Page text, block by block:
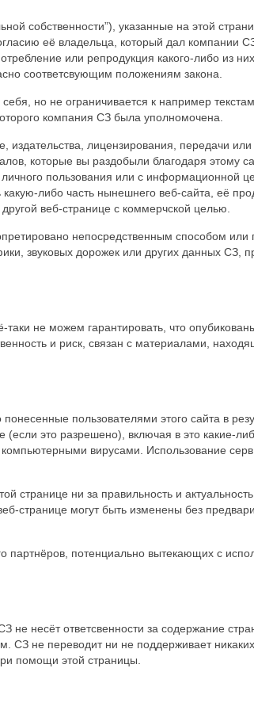
собственности”), указанные на этой
её владельца, который дал компании
или репродукция какого-либо из
соответсвующим положениям закона.
но не ограничивается к например
компания СЗ была уполномочена.
лицензирования, передачи
которые вы раздобыли благодаря этому
пользования или с информационной
либо часть нынешнего веб-сайта, её
веб-странице с коммерчской целью.
непосредственным способом или
звуковых дорожек или других данных СЗ,
не можем гарантировать, что
и риск, связан с материалами,
пользователями этого сайта в
(если это разрешено), включая в это какие-
вирусами. Использование
странице ни за правильность и
странице могут быть изменены без
партнёров, потенциально вытекающих с
несёт ответсвенности за содержание
не переводит ни не поддерживает
помощи этой страницы.